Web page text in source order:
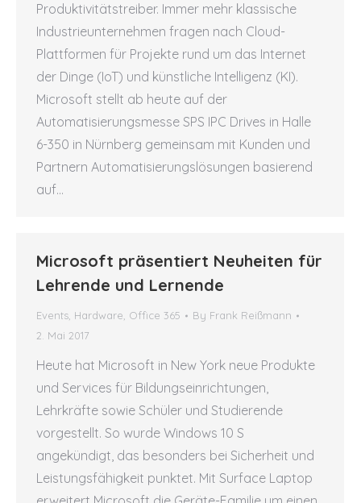
Produktivitätstreiber. Immer mehr klassische
Industrieunternehmen fragen nach Cloud-
Plattformen für Projekte rund um das Internet
der Dinge (IoT) und künstliche Intelligenz (KI).
Microsoft stellt ab heute auf der
Automatisierungsmesse SPS IPC Drives in Halle
6-350 in Nürnberg gemeinsam mit Kunden und
Partnern Automatisierungslösungen basierend
auf…
Microsoft präsentiert Neuheiten für
Lehrende und Lernende
Events Hardware Office 365 By Frank Reißmann
2. Mai 2017
Heute hat Microsoft in New York neue Produkte
und Services für Bildungseinrichtungen,
Lehrkräfte sowie Schüler und Studierende
vorgestellt. So wurde Windows 10 S
angekündigt, das besonders bei Sicherheit und
Leistungsfähigkeit punktet. Mit Surface Laptop